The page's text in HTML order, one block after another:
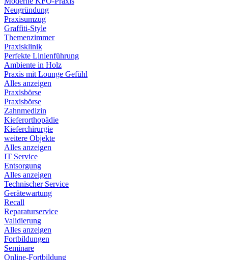
Neugründung
Praxisumzug
Graffiti-Style
Themenzimmer
Praxisklinik
Perfekte Linienführung
Ambiente in Holz
Praxis mit Lounge Gefühl
Alles anzeigen
Praxisbörse
Praxisbörse
Zahnmedizin
Kieferorthopädie
Kieferchirurgie
weitere Objekte
Alles anzeigen
IT Service
Entsorgung
Alles anzeigen
Technischer Service
Gerätewartung
Recall
Reparaturservice
Validierung
Alles anzeigen
Fortbildungen
Seminare
Online-Fortbildung